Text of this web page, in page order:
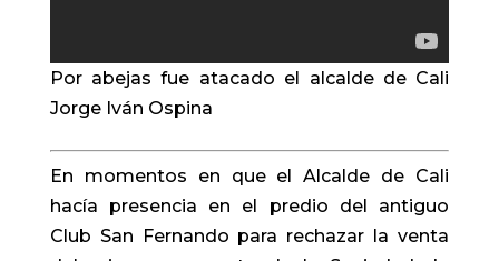
Por abejas fue atacado el alcalde de Cali
Jorge Iván Ospina
En momentos en que el Alcalde de Cali
hacía presencia en el predio del antiguo
Club San Fernando para rechazar la venta